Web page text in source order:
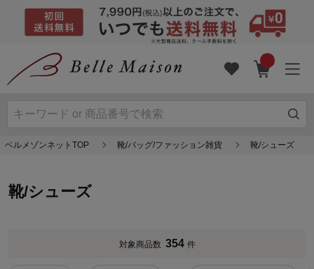
ベルメゾンネットTOP 靴/バッグ/ファッション雑貨 靴/シューズ
靴/シューズ
対象商品数 354 件